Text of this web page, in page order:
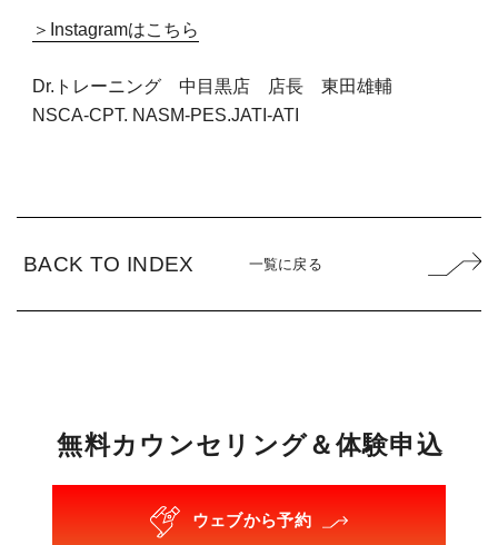
＞Instagramはこちら
Dr.トレーニング 中目黒店 店長 東田雄輔
NSCA-CPT. NASM-PES.JATI-ATI
BACK TO INDEX 一覧に戻る
無料カ ウ ンセ リ ング＆体験申込
ウェブから予約